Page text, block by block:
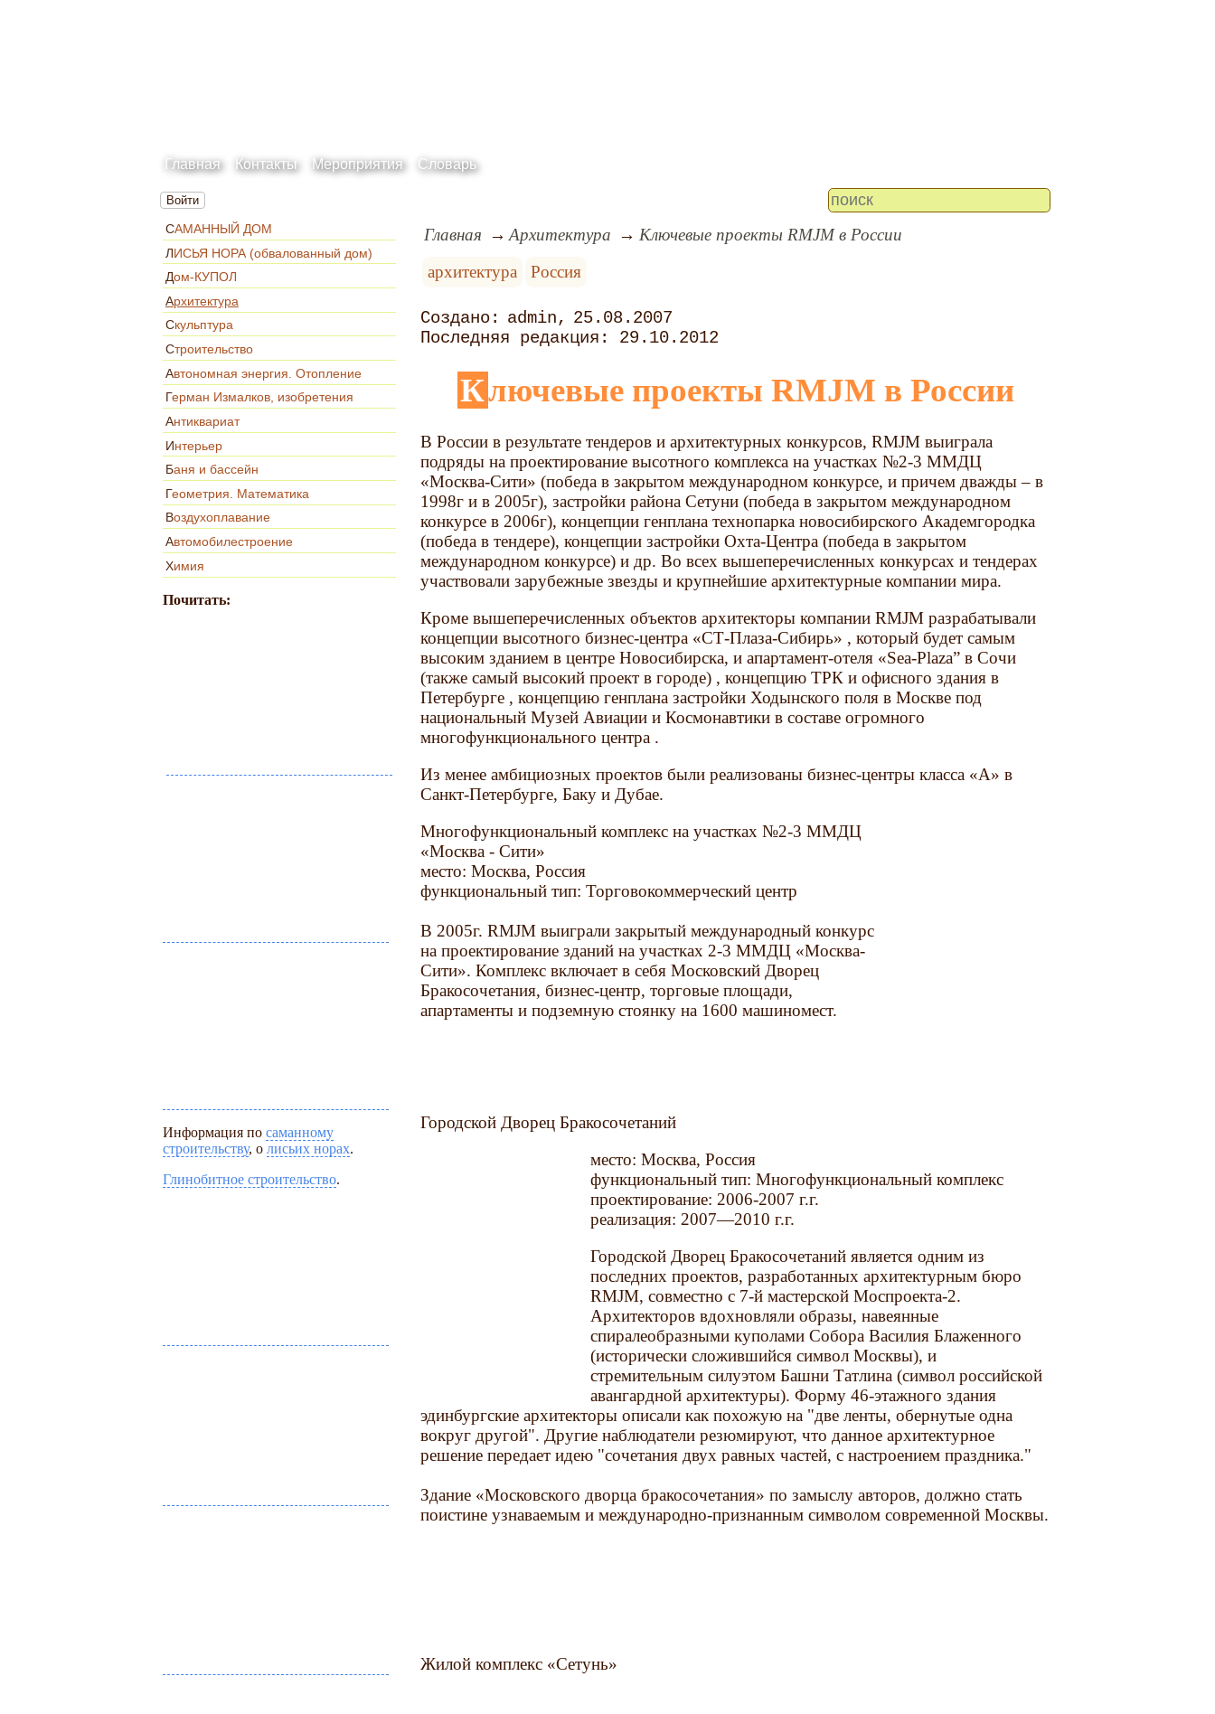
Главная Контакты Мероприятия Словарь
Войти
САМАННЫЙ ДОМ
ЛИСЬЯ НОРА (обвалованный дом)
Дом-КУПОЛ
Архитектура
Скульптура
Строительство
Автономная энергия. Отопление
Герман Измалков, изобретения
Антиквариат
Интерьер
Баня и бассейн
Геометрия. Математика
Воздухоплавание
Автомобилестроение
Химия
Почитать:
Информация по саманному
строительству, о лисьих норах.
Глинобитное строительство.
Главная Архитектура
Ключевые проекты RMJM в России
архитектура
Россия
admin
25.08.2007
29.10.2012
Ключевые проекты RMJM в России
В России в результате тендеров и архитектурных конкурсов, RMJM выиграла
подряды на проектирование высотного комплекса на участках №2-3 ММДЦ
«Москва-Сити» (победа в закрытом международном конкурсе, и причем дважды – в
1998г и в 2005г), застройки района Сетуни (победа в закрытом международном
конкурсе в 2006г), концепции генплана технопарка новосибирского Академгородка
(победа в тендере), концепции застройки Охта-Центра (победа в закрытом
международном конкурсе) и др. Во всех вышеперечисленных конкурсах и тендерах
участвовали зарубежные звезды и крупнейшие архитектурные компании мира.
Кроме вышеперечисленных объектов архитекторы компании RMJM разрабатывали
концепции высотного бизнес-центра «СТ-Плаза-Сибирь» , который будет самым
высоким зданием в центре Новосибирска, и апартамент-отеля «Sea-Plaza” в Сочи
(также самый высокий проект в городе) , концепцию ТРК и офисного здания в
Петербурге , концепцию генплана застройки Ходынского поля в Москве под
национальный Музей Авиации и Космонавтики в составе огромного
многофункционального центра .
Из менее амбициозных проектов были реализованы бизнес-центры класса «А» в
Санкт-Петербурге, Баку и Дубае.
Многофункциональный комплекс на участках №2-3 ММДЦ
«Москва - Сити»
место: Москва, Россия
функциональный тип: Торговокоммерческий центр
В 2005г. RMJM выиграли закрытый международный конкурс
на проектирование зданий на участках 2-3 ММДЦ «Москва-
Сити». Комплекс включает в себя Московский Дворец
Бракосочетания, бизнес-центр, торговые площади,
апартаменты и подземную стоянку на 1600 машиномест.
Городской Дворец Бракосочетаний
место: Москва, Россия
функциональный тип: Многофункциональный комплекс
проектирование: 2006-2007 г.г.
реализация: 2007—2010 г.г.
Городской Дворец Бракосочетаний является одним из
последних проектов, разработанных архитектурным бюро
RMJM, совместно с 7-й мастерской Моспроекта-2.
Архитекторов вдохновляли образы, навеянные
спиралеобразными куполами Собора Василия Блаженного
(исторически сложившийся символ Москвы), и
стремительным силуэтом Башни Татлина (символ российской
авангардной архитектуры). Форму 46-этажного здания
эдинбургские архитекторы описали как похожую на "две ленты, обернутые одна
вокруг другой". Другие наблюдатели резюмируют, что данное архитектурное
решение передает идею "сочетания двух равных частей, с настроением праздника."
Здание «Московского дворца бракосочетания» по замыслу авторов, должно стать
поистине узнаваемым и международно-признанным символом современной Москвы.
Жилой комплекс «Сетунь»